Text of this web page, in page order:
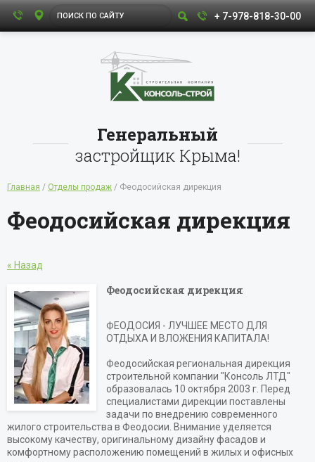
+ 7-978-818-30-00
Генеральный
застройщик Крыма!
Главная / Отделы продаж / Феодосийская дирекция
Феодосийская дирекция
« Назад
Феодосийская дирекция
ФЕОДОСИЯ - ЛУЧШЕЕ МЕСТО ДЛЯ
ОТДЫХА И ВЛОЖЕНИЯ КАПИТАЛА!
Феодосийская региональная дирекция
строительной компании "Консоль ЛТД"
образовалась 10 октября 2003 г. Перед
специалистами дирекции поставлены
задачи по внедрению современного
жилого строительства в Феодосии. Внимание уделяется
высокому качеству, оригинальному дизайну фасадов и
комфортному расположению помещений в жилых и офисных